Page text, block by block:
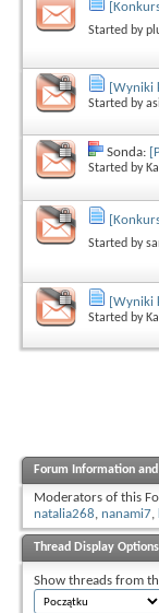
Started by
[Wyniki
Started by
Sonda:
Started by
Started by
[Wyniki
Started by
Forum Information
Moderators of this
natalia268, nanami7,
Thread Display Options
Show threads from